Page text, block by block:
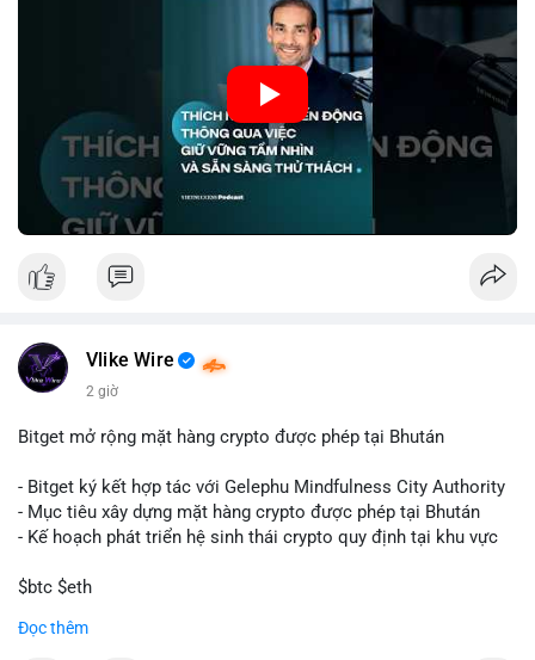
bản, phân배 tài sản hợp lý và kiên持 theo kế hoạch đã định.
Điều này không chỉ giúp giảm rủi ro mà còn tạo điều kiện để
tận dụng cơ hội khi thị trường phục hồi.
🎥 Xem video trực tiếp tại:
Nguồn: VIETSUCCESS
Vlike Wire
2 giờ
Bitget mở rộng mặt hàng crypto được phép tại Bhután
- Bitget ký kết hợp tác với Gelephu Mindfulness City Authority
- Mục tiêu xây dựng mặt hàng crypto được phép tại Bhután
- Kế hoạch phát triển hệ sinh thái crypto quy định tại khu vực
$btc $eth
#vlikevn
Đọc thêm